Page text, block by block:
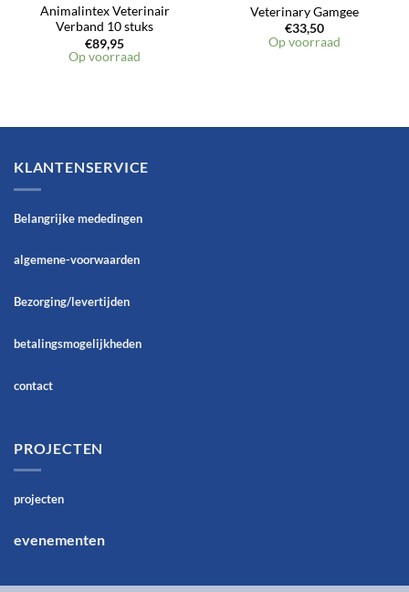
Animalintex Veterinair
Verband 10 stuks
€89,95
Op voorraad
Veterinary Gamgee
€33,50
Op voorraad
KLANTENSERVICE
Belangrijke mededingen
algemene-voorwaarden
Bezorging/levertijden
betalingsmogelijkheden
contact
PROJECTEN
projecten
evenementen